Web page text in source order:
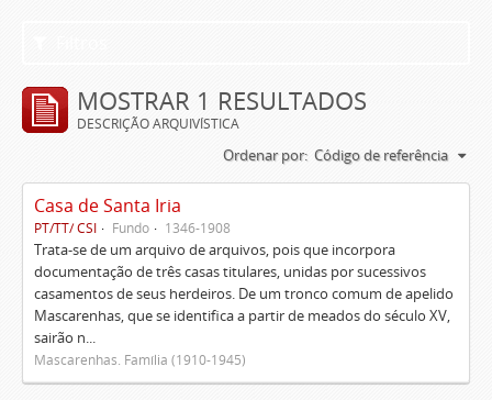
MOSTRAR 1 RESULTADOS
DESCRIÇÃO ARQUIVÍSTICA
Ordenar por: Código de referência
Casa de Santa Iria
PT/TT/ CSI Fundo 1346-1908
Trata-se de um arquivo de arquivos, pois que incorpora
documentação de três casas titulares, unidas por sucessivos
casamentos de seus herdeiros. De um tronco comum de apelido
Mascarenhas, que se identifica a partir de meados do século XV,
sairão n...
Mascarenhas. Família (1910-1945)